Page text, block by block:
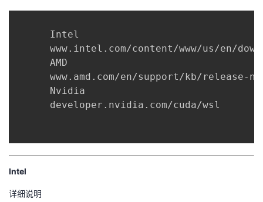
播
活
的
我
学
Programs
持
      Intel
www.intel.com/content/www/us/en/
      AMD
www.amd.com/en/support/kb/release-
      Nvidia
      developer.nvidia.com/cuda/wsl
Intel
详细说明